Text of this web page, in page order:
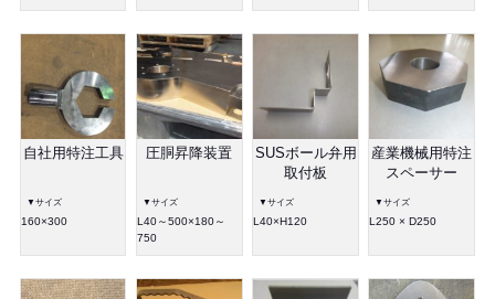
自社用特注工具
▼サイズ
160×300
圧胴昇降装置
▼サイズ
L40～500×180～
750
SUSボール弁用
取付板
▼サイズ
L40×H120
産業機械用特注
スペーサー
▼サイズ
L250 × D250